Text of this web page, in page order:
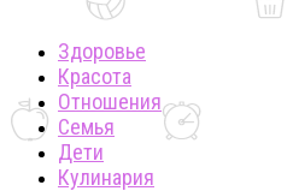
Здоровье
Красота
Отношения
Семья
Дети
Кулинария